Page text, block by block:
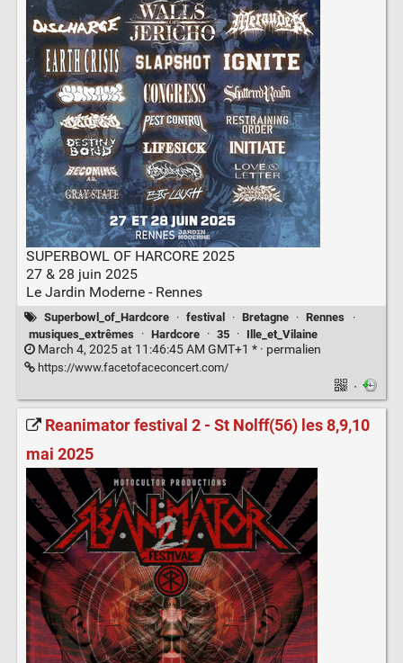
SUPERBOWL OF HARCORE 2025
27 & 28 juin 2025
Le Jardin Moderne - Rennes
Superbowl_of_Hardcore · festival · Bretagne · Rennes
·
musiques_extrêmes
· Hardcore · 35 · Ille_et_Vilaine
March 4, 2025 at 11:46:45 AM GMT+1 * · permalien
https://www.facetofaceconcert.com/
·
Reanimator festival 2 - St Nolff(56) les 8,9,10
mai 2025